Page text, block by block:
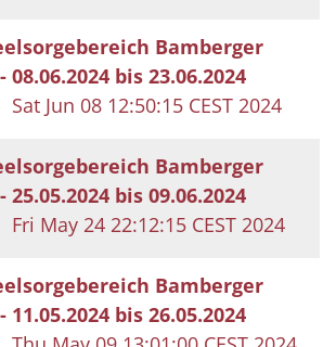
Bamberger
08.06.2024 bis 23.06.2024
Sat Jun 08 12:50:15 CEST 2024
Bamberger
25.05.2024 bis 09.06.2024
Fri May 24 22:12:15 CEST 2024
Bamberger
11.05.2024 bis 26.05.2024